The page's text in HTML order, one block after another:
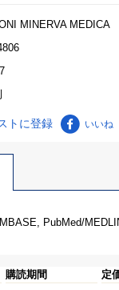
MINERVA MEDICA
トに登録 いいね
PubMed/
購読期間 定